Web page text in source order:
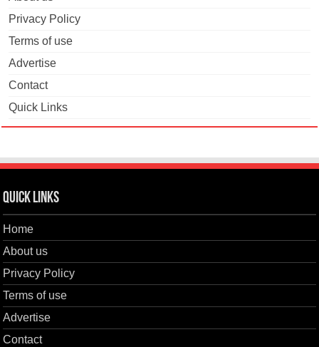
Privacy Policy
Terms of use
Advertise
Contact
Quick Links
Quick Links
Home
About us
Privacy Policy
Terms of use
Advertise
Contact